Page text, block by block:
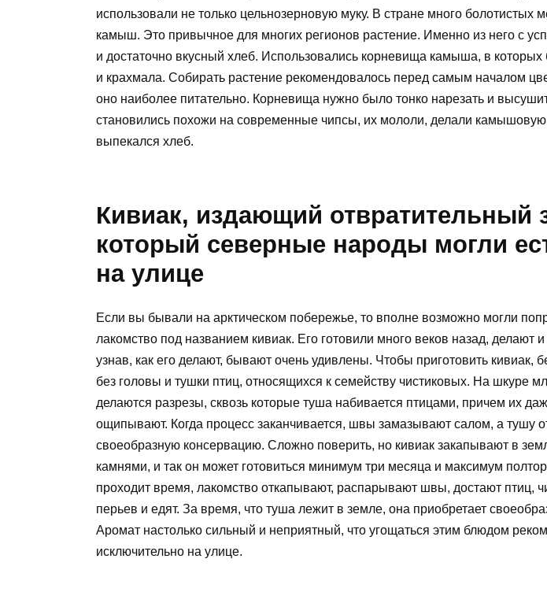
использовали не только цельнозерновую муку. В стране много болотистых
камыш. Это привычное для многих регионов растение. Именно из него с
и достаточно вкусный хлеб. Использовались корневища камыша, в которых
и крахмала. Собирать растение рекомендовалось перед самым началом
оно наиболее питательно. Корневища нужно было тонко нарезать и
становились похожи на современные чипсы, их мололи, делали камышовую
выпекался хлеб.
Кивиак, издающий отвратительный
который северные народы могли
на улице
Если вы бывали на арктическом побережье, то вполне возможно могли
лакомство под названием кивиак. Его готовили много веков назад, делают
узнав, как его делают, бывают очень удивлены. Чтобы приготовить кивиак,
без головы и тушки птиц, относящихся к семейству чистиковых. На шкуре
делаются разрезы, сквозь которые туша набивается птицами, причем их
ощипывают. Когда процесс заканчивается, швы замазывают салом, а тушу
своеобразную консервацию. Сложно поверить, но кивиак закапывают в
камнями, и так он может готовиться минимум три месяца и максимум
проходит время, лакомство откапывают, распарывают швы, достают птиц,
перьев и едят. За время, что туша лежит в земле, она приобретает
Аромат настолько сильный и неприятный, что угощаться этим блюдом
исключительно на улице.